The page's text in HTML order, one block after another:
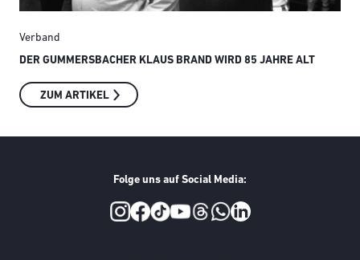
Verband
DER GUMMERSBACHER KLAUS BRAND WIRD 85 JAHRE ALT
ZUM ARTIKEL
Folge uns auf Social Media: